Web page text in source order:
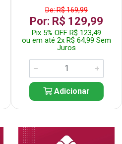
De: R$ 169,99
Por: R$ 129,99
Pix 5% OFF R$ 123,49
ou em até 2x R$ 64,99 Sem
Juros
Adicionar